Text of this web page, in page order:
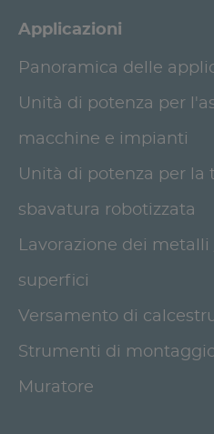
Applicazioni
Panoramica delle
Unità di potenza per
macchine e impianti
Unità di potenza per la
sbavatura robotizzata
Lavorazione dei
superfici
Versamento di
Strumenti di
Muratore